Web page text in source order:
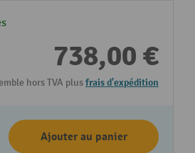
738,00 €
hors TVA plusfrais d'expédition
Ajouter au panier